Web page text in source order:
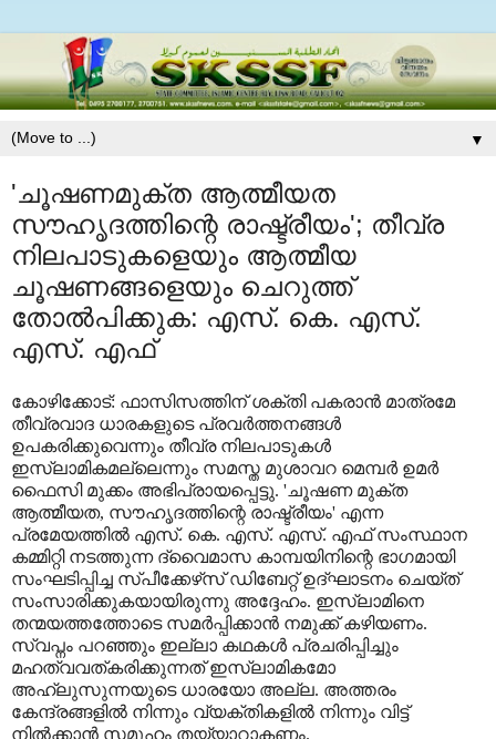
▼
'ചൂഷണമുക്ത ആത്മീയത
സൗഹൃദത്തിന്റെ രാഷ്ട്രീയം'; തീവ്ര
നിലപാടുകളെയും ആത്മീയ
ചൂഷണങ്ങളെയും ചെറുത്ത്
തോല്‍പിക്കുക: എസ്. കെ. എസ്.
എസ്. എഫ്
കോഴിക്കോട്: ഫാസിസത്തിന് ശക്തി പകരാന്‍ മാത്രമേ
തീവ്രവാദ ധാരകളുടെ പ്രവര്‍ത്തനങ്ങള്‍
ഉപകരിക്കുവെന്നും തീവ്ര നിലപാടുകള്‍
ഇസ്‌ലാമികമല്ലെന്നും സമസ്ത മുശാവറ മെമ്പര്‍ ഉമര്‍
ഫൈസി മുക്കം അഭിപ്രായപ്പെട്ടു. 'ചൂഷണ മുക്ത
ആത്മീയത, സൗഹൃദത്തിന്റെ രാഷ്ട്രീയം' എന്ന
പ്രമേയത്തില്‍ എസ്. കെ. എസ്. എസ്. എഫ് സംസ്ഥാന
കമ്മിറ്റി നടത്തുന്ന ദ്വൈമാസ കാമ്പയിനിന്റെ ഭാഗമായി
സംഘടിപ്പിച്ച സ്പീക്കേഴ്‌സ് ഡിബേറ്റ് ഉദ്ഘാടനം ചെയ്ത്
സംസാരിക്കുകയായിരുന്നു അദ്ദേഹം. ഇസ്‌ലാമിനെ
തന്മയത്തത്തോടെ സമര്‍പ്പിക്കാന്‍ നമുക്ക് കഴിയണം.
സ്വപ്നം പറഞ്ഞും ഇല്ലാ കഥകള്‍ പ്രചരിപ്പിച്ചും
മഹത്വവത്കരിക്കുന്നത് ഇസ്‌ലാമികമോ
അഹ്‌ലുസുന്നയുടെ ധാരയോ അല്ല. അത്തരം
കേന്ദ്രങ്ങളില്‍ നിന്നും വ്യക്തികളില്‍ നിന്നും വിട്ട്
നില്‍ക്കാന്‍ സമൂഹം തയ്യാറാകണം.